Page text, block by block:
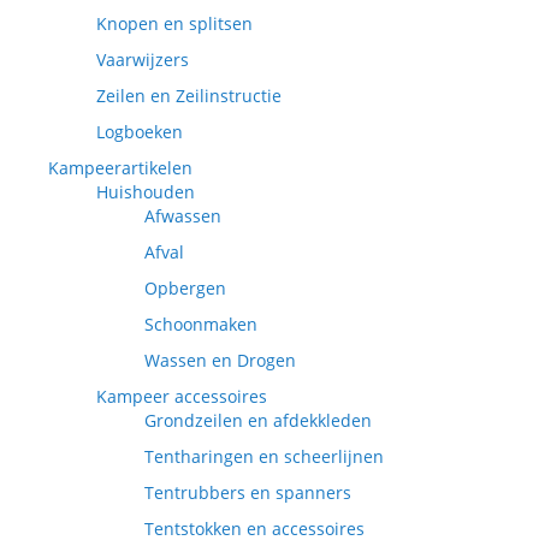
Knopen en splitsen
Vaarwijzers
Zeilen en Zeilinstructie
Logboeken
Kampeerartikelen
Huishouden
Afwassen
Afval
Opbergen
Schoonmaken
Wassen en Drogen
Kampeer accessoires
Grondzeilen en afdekkleden
Tentharingen en scheerlijnen
Tentrubbers en spanners
Tentstokken en accessoires